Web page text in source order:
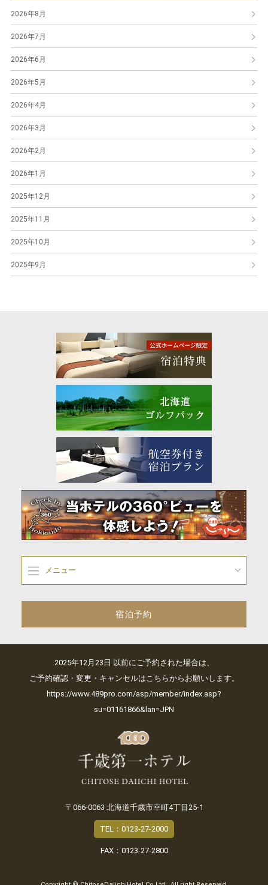
2026年8月
2026年7月
2026年6月
2026年5月
2026年4月
2026年3月
2026年2月
2026年1月
2025年12月
2025年11月
2025年10月
2025年9月
メニュー
宿泊予約
2025年12月23日 以前にご予約された場合は、
ご予約確認・変更・キャンセルはこちらからお願いします。
https://www.489pro.com/asp/member/index.asp?
su=01161866&lan=JPN
〒066-0063 北海道千歳市幸町4丁目25-1
TEL：0123-27-2000
FAX：0123-27-2800